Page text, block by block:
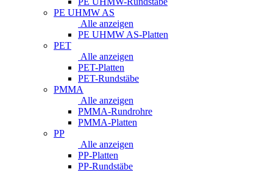
PE UHMW AS
Alle anzeigen
PE UHMW AS-Platten
PET
Alle anzeigen
PET-Platten
PET-Rundstäbe
PMMA
Alle anzeigen
PMMA-Rundrohre
PMMA-Platten
PP
Alle anzeigen
PP-Platten
PP-Rundstäbe